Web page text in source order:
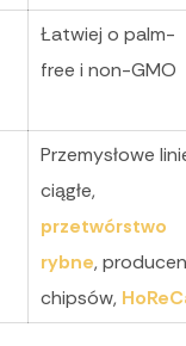
Łatwiej o palm-
free i non-GMO
Przemysłowe
ciągłe,
przetwórstwo
rybne,
chipsów,